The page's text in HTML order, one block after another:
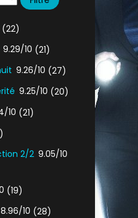
(22)
9.29/10 (21)
9.26/10 (27)
9.25/10 (20)
10 (21)
2/2 9.05/10
(19)
8.96/10 (28)